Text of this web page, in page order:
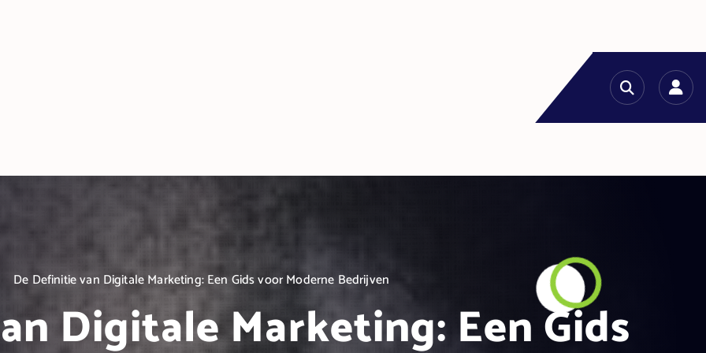
De Definitie van Digitale Marketing: Een Gids voor Moderne Bedrijven
Digitale Marketing: Een Gids